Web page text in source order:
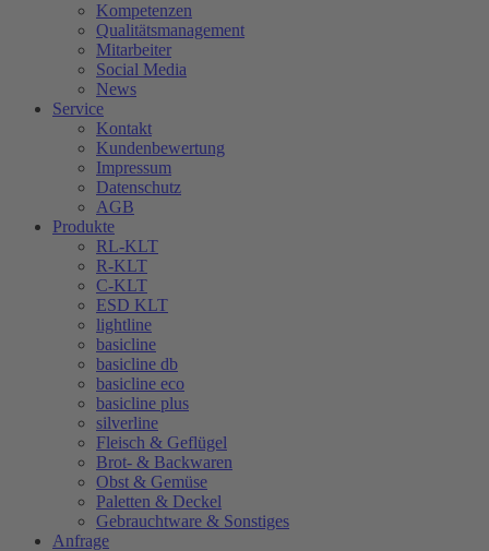
Kompetenzen
Qualitätsmanagement
Mitarbeiter
Social Media
News
Service
Kontakt
Kundenbewertung
Impressum
Datenschutz
AGB
Produkte
RL-KLT
R-KLT
C-KLT
ESD KLT
lightline
basicline
basicline db
basicline eco
basicline plus
silverline
Fleisch & Geflügel
Brot- & Backwaren
Obst & Gemüse
Paletten & Deckel
Gebrauchtware & Sonstiges
Anfrage